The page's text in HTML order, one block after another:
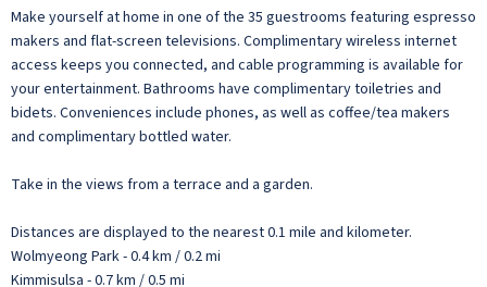
Make yourself at home in one of the 35 guestrooms featuring espresso
makers and flat-screen televisions. Complimentary wireless internet
access keeps you connected, and cable programming is available for
your entertainment. Bathrooms have complimentary toiletries and
bidets. Conveniences include phones, as well as coffee/tea makers
and complimentary bottled water.
Take in the views from a terrace and a garden.
Distances are displayed to the nearest 0.1 mile and kilometer.
Wolmyeong Park - 0.4 km / 0.2 mi
Kimmisulsa - 0.7 km / 0.5 mi